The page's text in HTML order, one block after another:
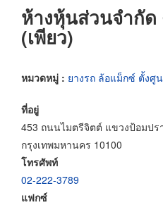
ห้างหุ้นส่วนจำกัด
(เพียว)
หมวดหมู่ : ยางรถ ล้อแม็กซ์ ตั้งศู
ที่อยู่
453 ถนนไมตรีจิตต์ แขวงป้อมป
กรุงเทพมหานคร 10100
โทรศัพท์
02-222-3789
แฟกซ์